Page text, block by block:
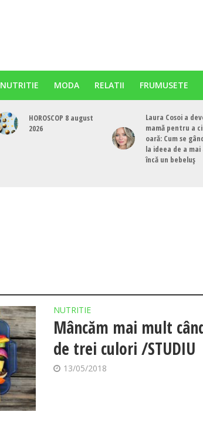
NUTRITIE MODA RELATII FRUMUSETE
HOROSCOP 8 august
2026
Laura Cosoi a
mamă pentru a
oară: Cum se
la ideea de a mai
încă un bebeluș
NUTRITIE
Mâncăm mai mult
de trei culori /STUDIU
13/05/2018